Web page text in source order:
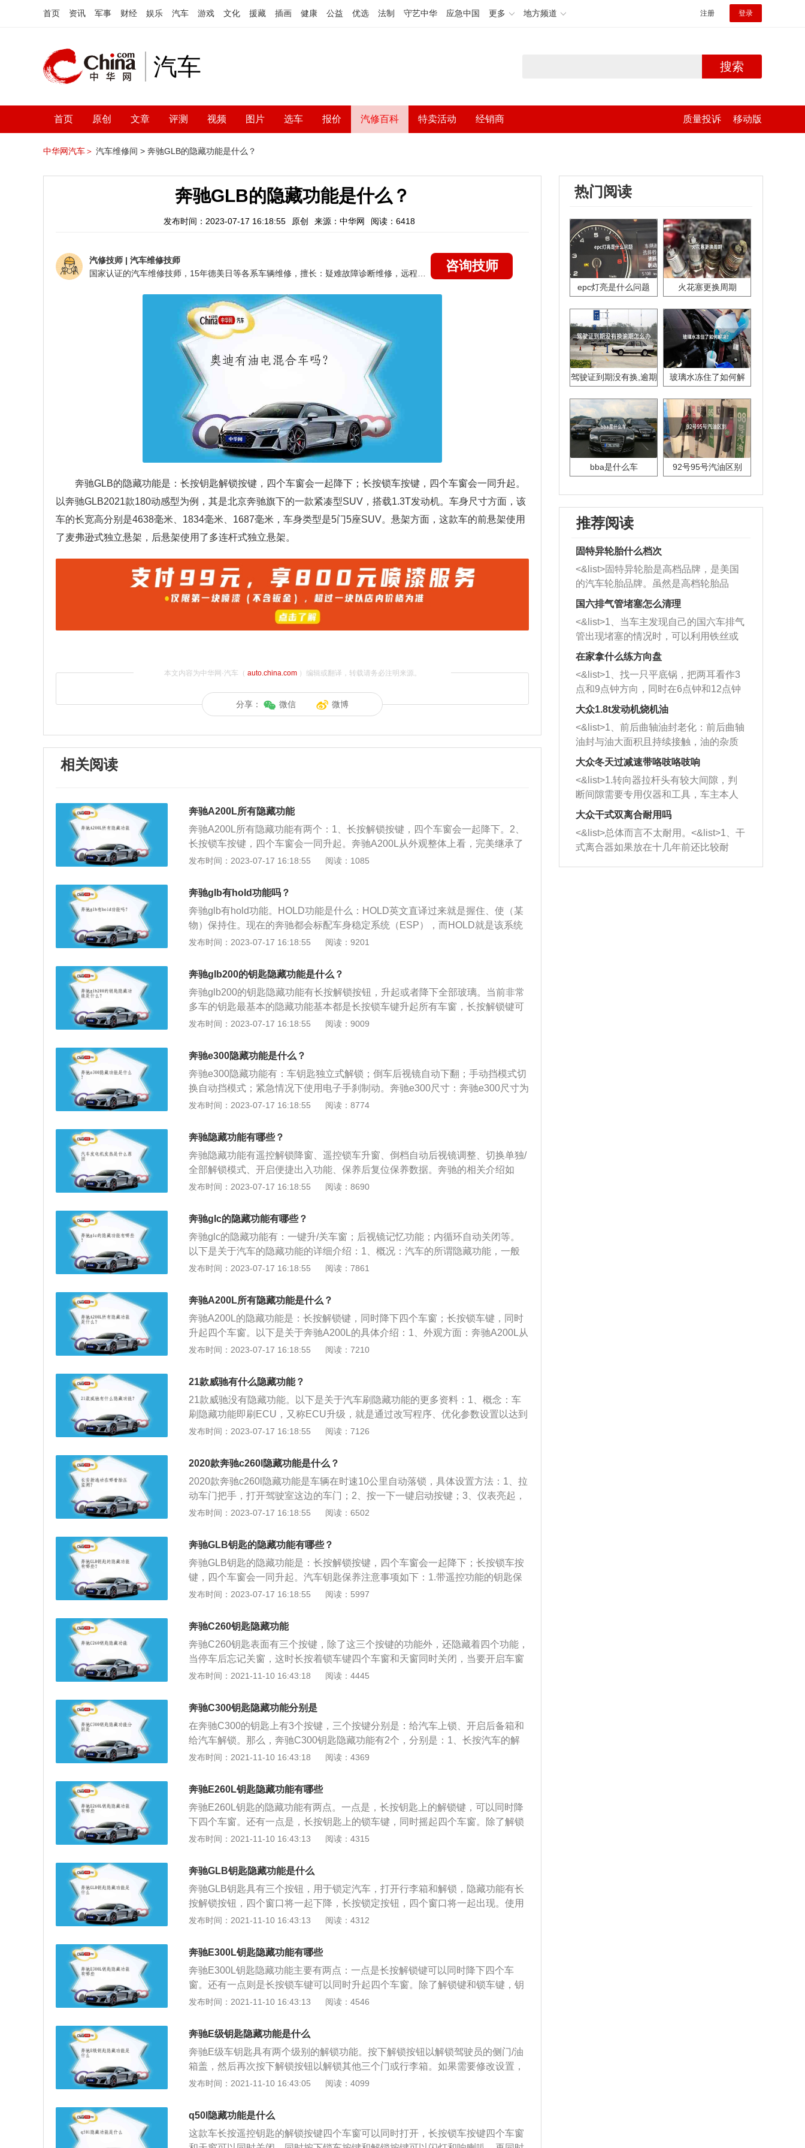
首页 资讯 军事 财经 娱乐 汽车 游戏 文化 援藏 插画 健康 公益 优选 法制 守艺中华 应急中国 更多 地方频道 注册 登录
汽车 搜索
首页 原创 文章 评测 视频 图片 选车 报价 汽修百科 特卖活动 经销商 质量投诉 移动版
中华网汽车＞ 汽车维修间 > 奔驰GLB的隐藏功能是什么？
奔驰GLB的隐藏功能是什么？
发布时间：2023-07-17 16:18:55 原创 来源：中华网 阅读：6418
汽修技师 | 汽车维修技师
咨询技师
奔驰GLB的隐藏功能是：长按钥匙解锁按键，四个车窗会一起降下；长按锁车按键，四个车窗会一同升起。
以奔驰GLB2021款180动感型为例，其是北京奔驰旗下的一款紧凑型SUV，搭载1.3T发动机。车身尺寸方面，该
车的长宽高分别是4638毫米、1834毫米、1687毫米，车身类型是5门5座SUV。悬架方面，这款车的前悬架使用
了麦弗逊式独立悬架，后悬架使用了多连杆式独立悬架。
本文内容为中华网·汽车（ auto.china.com）编辑或翻译，转载请务必注明来源。
分享： 微信 微博
相关阅读
奔驰A200L所有隐藏功能
奔驰A200L所有隐藏功能有两个：1、长按解锁按键，四个车窗会一起降下。2、
长按锁车按键，四个车窗会一同升起。奔驰A200L从外观整体上看，完美继承了
奔驰一贯的优雅流畅曲线，造型优美且有韧性，腰线位于车侧的三分之二处，车
好，动感强烈，车上的全景天窗、全景影像、无钥匙进入都一应俱全。以奔驰A
级2022款改款A200L运动轿车动感型为例，这款车的车身尺寸长宽高分别为4622
MM、1796MM、1459MM，轴距为2789MM，搭载1.3T涡轮增压发动机，其最大
马力为163马力，最大功率为120KW，最大扭矩为250牛米，传动方面，与这款
发动机匹配的是7挡湿式双离合变速箱，前悬架使用的是麦弗逊式独立悬架，后
发布时间：2023-07-17 16:18:55 阅读：1085
奔驰glb有hold功能吗？
奔驰glb有hold功能。HOLD功能是什么：HOLD英文直译过来就是握住、使（某
物）保持住。现在的奔驰都会标配车身稳定系统（ESP），而HOLD就是该系统
下的一项子功能，名叫保持功能。当该功能启用后，变速箱处在D、N、R档位
到红灯路段时，车辆停稳时，只需要快速用力地深踩下刹车，此时HOLD功能被
激活，然后就可以释放双脚和双手，车辆也不会发生任何的偏移，当车辆需要行
驶的时候只需要深踩下刹车或者轻点下油门，即可解除HOLD功能。
发布时间：2023-07-17 16:18:55 阅读：9201
奔驰glb200的钥匙隐藏功能是什么？
奔驰glb200的钥匙隐藏功能有长按解锁按钮，升起或者降下全部玻璃。当前非常
多车的钥匙最基本的隐藏功能基本都是长按锁车键升起所有车窗，长按解锁键可
以降下主副行驶车窗或全部车窗，配备天窗的车型还支持长按锁车键关闭所有车
箱和解锁。奔驰glb200的钥匙更换电池：轻轻按下钥匙背面的小开关以卸下机械
钥匙，按下按键背面的按键后盖打开按钮，然后取下后盖，旧电池在钥匙的左
侧，轻轻推动即可打开电池仓，取出旧电池，插入新电池，以相反的顺序重新安
装按键，在更换电池的过程中，保持双手干燥，否则很容易导致内部组件生锈。
发布时间：2023-07-17 16:18:55 阅读：9009
奔驰e300隐藏功能是什么？
奔驰e300隐藏功能有：车钥匙独立式解锁；倒车后视镜自动下翻；手动挡模式切
换自动挡模式；紧急情况下使用电子手刹制动。奔驰e300尺寸：奔驰e300尺寸为
长度5012mm、宽度1855mm、高度1464mm，轴距是3014mm，是长轴距车型，
e300内饰：内饰设计用的是深灰色的颜色，搭配褐色座椅，看起来年轻又高级，
中控镶嵌的大大的屏幕，中间部分为音响控制按钮，下边弗恩是空调控制按钮。
发布时间：2023-07-17 16:18:55 阅读：8774
奔驰隐藏功能有哪些？
奔驰隐藏功能有遥控解锁降窗、遥控锁车升窗、倒档自动后视镜调整、切换单独/
全部解锁模式、开启便捷出入功能、保养后复位保养数据。奔驰的相关介绍如
下：奔驰名声：奔驰汽车公司是世界上资格最老的厂家，以生产高质量、高性能
为第一大汽车公司，按销售量则位居第二，它创立于1926年，创建人被世人誉
为“汽车之父”的卡尔·本茨和戈特利布·戴姆勒，奔驰被认为是世界上最成功的高档
汽车品牌之一。
发布时间：2023-07-17 16:18:55 阅读：8690
奔驰glc的隐藏功能有哪些？
奔驰glc的隐藏功能有：一键升/关车窗；后视镜记忆功能；内循环自动关闭等。
以下是关于汽车的隐藏功能的详细介绍：1、概况：汽车的所谓隐藏功能，一般
是指合资的引进车型在国内销售时减去了一些原有的功能。但在其行车电脑的按
式解锁、遮阳板侧翻、倒车后视镜自动下翻、安全带位置高低可调、电子手刹制
动、行李厢变身紧急逃生舱、余温控制、便捷模式等。
发布时间：2023-07-17 16:18:55 阅读：7861
奔驰A200L所有隐藏功能是什么？
奔驰A200L的隐藏功能是：长按解锁键，同时降下四个车窗；长按锁车键，同时
升起四个车窗。以下是关于奔驰A200L的具体介绍：1、外观方面：奔驰A200L从
外观整体上看，完美继承了奔驰一贯的优雅流畅曲线，造型优美且有韧性。腰线
一个修长的猎豹，舒展性好，动感强烈。2、配置方面：奔驰A200L在配置方面表
现的还是很不错，这辆车上的全景天窗、全景影像、无钥匙进入都一应俱全，其
他外观配置还有车顶行李架、大灯自动开闭。
发布时间：2023-07-17 16:18:55 阅读：7210
21款威驰有什么隐藏功能？
21款威驰没有隐藏功能。以下是关于汽车刷隐藏功能的更多资料：1、概念：车
刷隐藏功能即刷ECU，又称ECU升级，就是通过改写程序、优化参数设置以达到
增加输出马力、提升扭矩或降低油耗的效果。2、有可能造成的影响：最主要的
是刷汽车的行车电脑（ECU），刷过行车电脑的车很可能造成保值率过低，老化
过快等情况。如果是为提升动力而刷行车电脑，不但会增加油耗，而且还会缩短
发动机寿命。
发布时间：2023-07-17 16:18:55 阅读：7126
2020款奔驰c260l隐藏功能是什么？
2020款奔驰c260l隐藏功能是车辆在时速10公里自动落锁，具体设置方法：1、拉
动车门把手，打开驾驶室这边的车门；2、按一下一键启动按键；3、仪表亮起，
车辆电源接通；4、按住主驾驶门上锁车键持续5秒钟以上就可以。奔驰c260l是
m、1810mm、1457mm，轴距为2920mm，车身采用4门5座三厢结构，油箱容
积66l。动力方面，2020款c260l运动版搭载1.5l直列四缸涡轮增压发动机，最大
功率135kw，最大扭矩280nm，匹配9速手自一体变速箱。
发布时间：2023-07-17 16:18:55 阅读：6502
奔驰GLB钥匙的隐藏功能有哪些？
奔驰GLB钥匙的隐藏功能是：长按解锁按键，四个车窗会一起降下；长按锁车按
键，四个车窗会一同升起。汽车钥匙保养注意事项如下：1.带遥控功能的钥匙保
存和使用时要注意防水、防潮。2.不要在远离汽车的地方频繁按遥控钥匙的按
门5座SUV，车身尺寸长宽高分别为4638毫米、1834毫米、1687毫米，轴距是2
发布时间：2023-07-17 16:18:55 阅读：5997
奔驰C260钥匙隐藏功能
奔驰C260钥匙表面有三个按键，除了这三个按键的功能外，还隐藏着四个功能，
当停车后忘记关窗，这时长按着锁车键四个车窗和天窗同时关闭，当要开启车窗
通风的时候，长按解锁键四个车窗和天窗同时开启，当钥匙没电时把钥匙背面拆
主驾驶车门。奔驰c260的这些隐藏功能在日常生活中使用是最方便使用的，这钥
匙的第四个隐藏功能是非常安全的，当我们一个人驾驶车辆的时候可以长按解锁
和开启键，这时其它三个车门是锁着的，只有主驾驶的车门是开启的，大幅度的
保证了我们的安全，当钥匙没电，启动车辆只需将钥匙放到杯架那位位置标有钥
匙标志的地方就可以启动车辆了。
发布时间：2021-11-10 16:43:18 阅读：4445
奔驰C300钥匙隐藏功能分别是
在奔驰C300的钥匙上有3个按键，三个按键分别是：给汽车上锁、开启后备箱和
给汽车解锁。那么，奔驰C300钥匙隐藏功能有2个，分别是：1、长按汽车的解
锁按键，就可以把汽车的4个车窗全部都降下去；2、长按锁车按键；就可以把汽
需要注意的事项有：1、更换的电池必须是统一规格的，这里的统一规格包括：
电池的额定电压、电池的尺寸和电池的规格都必须是一模一样的；2、如果在更
换的过程当中出现无法解决的问题，那么及时打电话给4s店寻求帮助，不要自己
处理；3、少去那些磁场很强的环境里面，因为电池常常和磁场接触的话，很容
易出现失效的结果。4、拿电池的时候保持手部的干燥，因为如果手上的水分过
发布时间：2021-11-10 16:43:18 阅读：4369
奔驰E260L钥匙隐藏功能有哪些
奔驰E260L钥匙的隐藏功能有两点。一点是，长按钥匙上的解锁键，可以同时降
下四个车窗。还有一点是，长按钥匙上的锁车键，同时摇起四个车窗。除了解锁
键和锁车键，钥匙上还有后备箱开启键。奔驰是德国豪华汽车品牌，奔驰于1886
在于其技术水平完备、质量标准过硬、创新能力推陈出新。奔驰是比较知名的汽
车品牌，其中，奔驰G63AMG是奔驰g63的升级款，是多数越野爱好者终极梦
想。
发布时间：2021-11-10 16:43:13 阅读：4315
奔驰GLB钥匙隐藏功能是什么
奔驰GLB钥匙具有三个按钮，用于锁定汽车，打开行李箱和解锁，隐藏功能有长
按解锁按钮，四个窗口将一起下降，长按锁定按钮，四个窗口将一起出现。使用
不合适或不兼容的电池可能会损坏汽车钥匙。奔驰GLB的钥匙电池更换教程如
按钮，然后取下后盖。旧电池在钥匙的左侧。轻轻推动即可打开电池仓。取出旧
电池。插入新电池，确保“”极朝上。以相反的顺序重新安装按键。尝试查看诸如
按键锁定按钮之类的功能有无正常工作。按照正确的步骤更换电池没有问题。如
果在更换过程中无法解决问题，致电4s商店寻求帮助。为了避免密钥失败，尽可
能在操作范围之外使用它。在磁场的1米之内，电池的磁化可能会失败。在更换
发布时间：2021-11-10 16:43:13 阅读：4312
奔驰E300L钥匙隐藏功能有哪些
奔驰E300L钥匙隐藏功能主要有两点：一点是长按解锁键可以同时降下四个车
窗。还有一点则是长按锁车键可以同时升起四个车窗。除了解锁键和锁车键，钥
匙上还有后备箱开启键。奔驰E300L是一款专为中国市场设计的专属座驾，新一
m的轴距，已经超出上一代20mm，其加长的轴距是为了满足国内用户的需求。
外形上，线条流畅简约，年轻时尚，富有运动气息，深受消费者喜爱。内饰上，
十分考究，注重细节，深灰色内饰搭配褐色座椅，很有质感。而收音机、7英寸
大型AM-TFT屏幕显示器、DVD播放器等，可以随时随地提供丰富的娱乐内容，
带来舒适的用户体验。
发布时间：2021-11-10 16:43:13 阅读：4546
奔驰E级钥匙隐藏功能是什么
奔驰E级车钥匙具有两个级别的解锁功能。按下解锁按钮以解锁驾驶员的侧门/油
箱盖，然后再次按下解锁按钮以解锁其他三个门或行李箱。如果需要修改设置，
驾驶员应同时按住解锁按钮和锁定按钮约六秒钟，车钥匙上的红色指示灯闪烁两
外部忽然一阵污染空气或者进入隧道，避免污染空气进入车内通常的做法就是关
闭所有车窗，若车窗、天窗全部都开着，逐项关闭是一个又费时又费力的过程。
奔驰的一键内循环模式，可以一键式同步关闭和恢复上一次打开的功能。
发布时间：2021-11-10 16:43:05 阅读：4099
q50l隐藏功能是什么
这款车长按遥控钥匙的解锁按键四个车窗可以同时打开，长按锁车按键四个车窗
热门阅读
epc灯亮是什么问题 火花塞更换周期
驾驶证到期没有换,逾期
玻璃水冻住了如何解
bba是什么车 92号95号汽油区别
推荐阅读
固特异轮胎什么档次
<&list>固特异轮胎是高档品牌，是美国
的汽车轮胎品牌。虽然是高档轮胎品
牌，但是中高低端的轮胎都有生产，这
也是为了更好的开拓市场。
国六排气管堵塞怎么清理
<&list>1、当车主发现自己的国六车排气
管出现堵塞的情况时，可以利用铁丝或
者是细棍，直接将杂物给取出来，如果
堵塞情况比较严重，也可以采取应急措
施。 <&list>2、直接利用木棍将所有的
杂物推到排气管里面的位置处，然后将
三元催化器拆解开，就可以将堵塞的东
西取出来。但如果是因为积碳过多引起
的堵塞，就需要将三元催化器泡在草酸
洗剂对堵塞的情况得到解决，将清洗剂
放在燃油箱中，与燃油混合后，车辆启
动时，就可以和汽油一起进入到燃烧
室，最后形成废气排出，就可以让三元
催化器得到清洗，排气管堵塞的情况就
能够得到解决。
在家拿什么练方向盘
<&list>1、找一只平底锅，把两耳看作3
点和9点钟方向，同时在6点钟和12点钟
方向做一个标记。 <&list>2、双手握住
一圈半的练习，往右同样也要打相同的
圈数。 <&list>3、最后强调要反复练
习，这样就可以形成肌肉记忆，在真实
驾驶车辆时，不需要记忆也能打好方
向。
大众1.8t发动机烧机油
<&list>1、前后曲轴油封老化：前后曲轴
油封与油大面积且持续接触，油的杂质
和发动机内持续温度变化使其密封效果
逐渐减弱，导致渗油或漏油。<&list>2、
活塞间隙过大：积碳会使活塞环与缸体
的间隙扩大，导致机油流入燃烧室中，
造成烧机油。<&list>3、机油粘度。使用
机油粘度过小的话，同样会有烧机油现
象，机油粘度过小具有很好的流动性，
大众冬天过减速带咯吱咯吱响
<&list>1.转向器拉杆头有较大间隙，判
断间隙需要专用仪器和工具，车主本人
无法制作，需要将车辆送到修理厂或4s
店；<&list>2.车辆半轴套管防尘罩破
裂，破裂后会出现漏油现象，使半轴磨
损严重，磨损的半轴容易损坏，产生异
响；<&list>3.稳定器的转向胶套和球头
大众干式双离合耐用吗
<&list>总体而言不太耐用。<&list>1、干
式离合器如果放在十几年前还比较耐